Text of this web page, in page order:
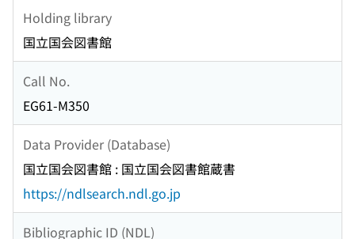
Holding library
国立国会図書館
Call No.
EG61-M350
Data Provider (Database)
国立国会図書館 : 国立国会図書館蔵書
https://ndlsearch.ndl.go.jp
Bibliographic ID (NDL)